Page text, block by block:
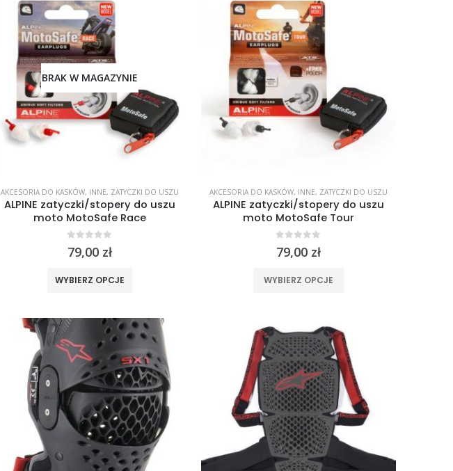
na
stronie
produktu
stronie
produktu
BRAK W MAGAZYNIE
AKCESORIA DO KASKÓW, INNE, ZATYCZKI DO USZU
ALPINE zatyczki/stopery do uszu
moto MotoSafe Race
out of 5
79,00 zł
WYBIERZ OPCJE
wiele
wariantów.
Opcje
można
wybrać
na
stronie
produktu
AKCESORIA DO KASKÓW, INNE, ZATYCZKI DO USZU
ALPINE zatyczki/stopery do uszu
moto MotoSafe Tour
out of 5
79,00 zł
WYBIERZ OPCJE
wariantów.
Opcje
można
wybrać
na
stronie
produktu